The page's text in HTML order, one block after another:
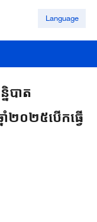
Language
បាត
០២៥បើកធ្វើ